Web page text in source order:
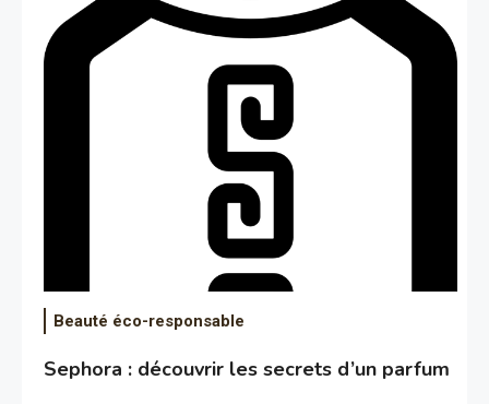
Beauté éco-responsable
Sephora : découvrir les secrets d’un parfum